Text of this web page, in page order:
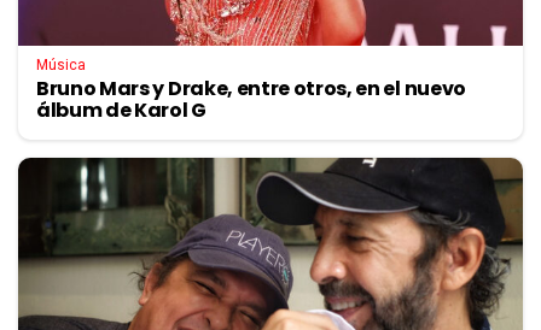
Música
Bruno Mars y Drake, entre otros, en el nuevo
álbum de Karol G